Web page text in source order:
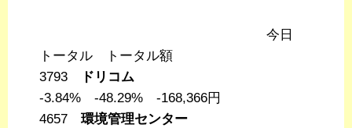
今日
トータル トータル額
3793
ドリコム
-3.84% -48.29% -168,366円
4657 環境管理センター